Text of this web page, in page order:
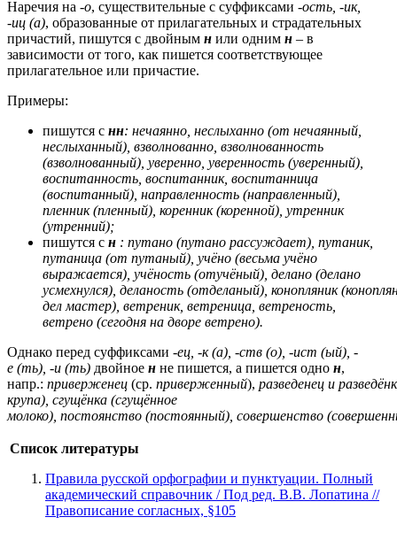
Наречия на -о, существительные с суффиксами -ость, -ик,
-иц (а), образованные от прилагательных и страдательных
причастий, пишутся с двойным н или одним н – в
зависимости от того, как пишется соответствующее
прилагательное или причастие.
Примеры:
пишутся с нн: нечаянно, неслыханно (от нечаянный,
неслыханный), взволнованно, взволнованность
(взволнованный), уверенно, уверенность (уверенный),
воспитанность, воспитанник, воспитанница
(воспитанный), направленность (направленный),
пленник (пленный), коренник (коренной), утренник
(утренний);
пишутся с н : путано (путано рассуждает), путаник,
путаница (от путаный), учёно (весьма учёно
выражается), учёность (отучёный), делано (делано
усмехнулся), деланость (отделаный), конопляник
дел мастер), ветреник, ветреница, ветреность,
ветрено (сегодня на дворе ветрено).
Однако перед суффиксами -ец, -к (а), -ств (о), -ист (ый), -
е (ть), -и (ть) двойное н не пишется, а пишется одно н,
напр.: приверженец (ср. приверженный), разведенец и
крупа), сгущёнка (сгущённое
молоко), постоянство (постоянный), совершенство
Список литературы
Правила русской орфографии и пунктуации. Полный
академический справочник / Под ред. В.В. Лопатина //
Правописание согласных, §105